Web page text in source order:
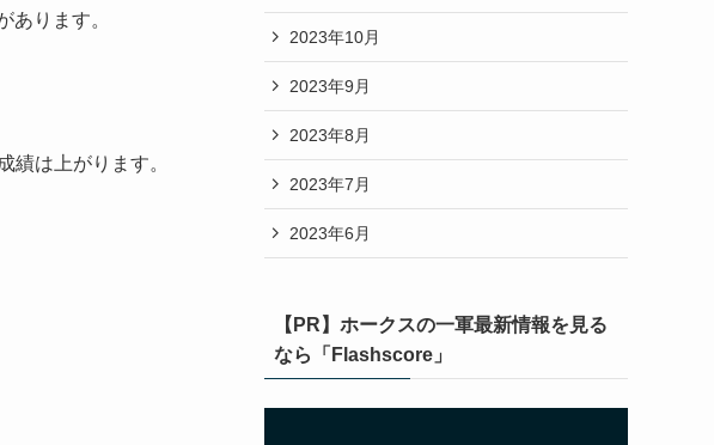
あります。
績は上がります。
2023年10月
2023年9月
2023年8月
2023年7月
2023年6月
【PR】ホークスの一軍最新情報を見る
なら「Flashscore」